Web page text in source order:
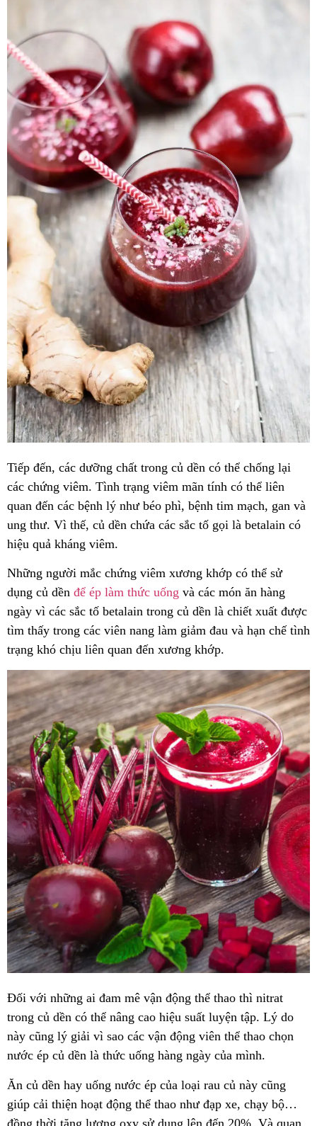
Tiếp đến, các dưỡng chất trong củ dền có thể chống lại
các chứng viêm. Tình trạng viêm mãn tính có thể liên
quan đến các bệnh lý như béo phì, bệnh tim mạch, gan và
ung thư. Vì thế, củ dền chứa các sắc tố gọi là betalain có
hiệu quả kháng viêm.
Những người mắc chứng viêm xương khớp có thể sử
dụng củ dền để ép làm thức uống và các món ăn hàng
ngày vì các sắc tố betalain trong củ dền là chiết xuất được
tìm thấy trong các viên nang làm giảm đau và hạn chế tình
trạng khó chịu liên quan đến xương khớp.
Đối với những ai đam mê vận động thể thao thì nitrat
trong củ dền có thể nâng cao hiệu suất luyện tập. Lý do
này cũng lý giải vì sao các vận động viên thể thao chọn
nước ép củ dền là thức uống hàng ngày của mình.
Ăn củ dền hay uống nước ép của loại rau củ này cũng
giúp cải thiện hoạt động thể thao như đạp xe, chạy bộ…
đồng thời tăng lượng oxy sử dụng lên đến 20%. Và quan